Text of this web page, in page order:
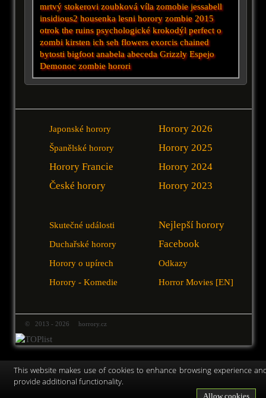
mrtvý stokerovi zoubková víla zomobie jessabell
insidious2 housenka lesni hororyzombie 2015
otrok the ruins psychologické krokodýl perfect o
zombi kirsten ich seh flowers exorcis chained
bytosti bigfoot anabela abeceda Grizzly Espejo
Demonoc zombie horori
Japonské horory
Španělské horory
Horory Francie
České horory
Horory 2026
Horory 2025
Horory 2024
Horory 2023
Skutečné události
Duchařské horory
Horory o upírech
Horory - Komedie
Nejlepší horory
Facebook
Odkazy
Horror Movies [EN]
© 2013 - 2026 horrory.cz
This website makes use of cookies to enhance browsing experience
provide additional functionality.
Allow cookies